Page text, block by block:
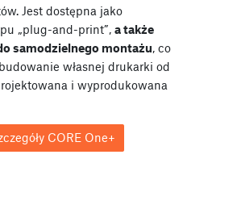
Jest dostępna jako
„plug-and-print”, a także
samodzielnego montażu, co
własnej drukarki od
i wyprodukowana
CORE One+